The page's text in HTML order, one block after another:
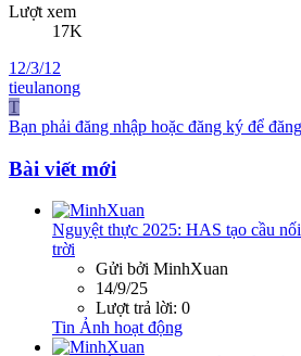
Lượt xem
17K
12/3/12
tieulanong
T
Bạn phải đăng nhập hoặc đăng ký để
Bài viết mới
Nguyệt thực 2025: HAS tạo cầu
trời
Gửi bởi MinhXuan
14/9/25
Lượt trả lời: 0
Tin Ảnh hoạt động